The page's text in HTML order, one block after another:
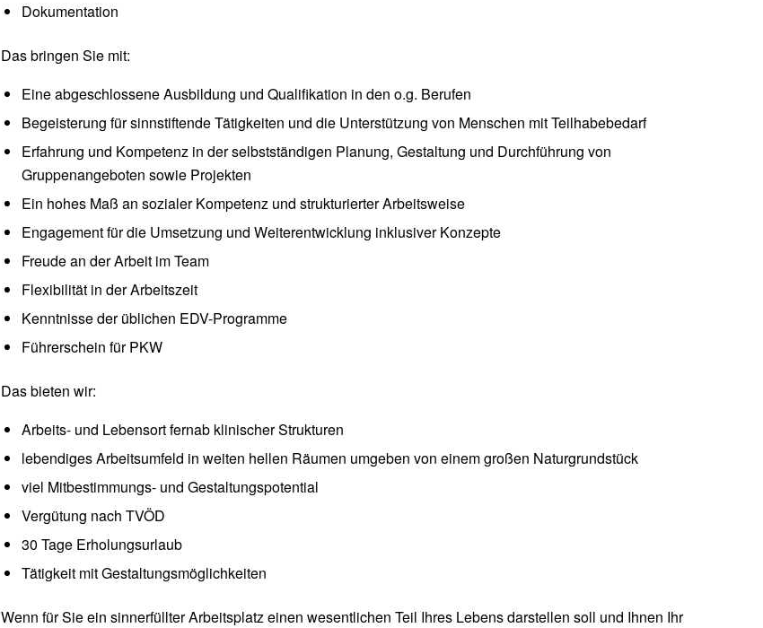
Dokumentation
Das bringen Sie mit:
Eine abgeschlossene Ausbildung und Qualifikation in den o.g. Berufen
Begeisterung für sinnstiftende Tätigkeiten und die Unterstützung von Menschen mit Teilhabebedarf
Erfahrung und Kompetenz in der selbstständigen Planung, Gestaltung und Durchführung von
Gruppenangeboten sowie Projekten
Ein hohes Maß an sozialer Kompetenz und strukturierter Arbeitsweise
Engagement für die Umsetzung und Weiterentwicklung inklusiver Konzepte
Freude an der Arbeit im Team
Flexibilität in der Arbeitszeit
Kenntnisse der üblichen EDV-Programme
Führerschein für PKW
Das bieten wir:
Arbeits- und Lebensort fernab klinischer Strukturen
lebendiges Arbeitsumfeld in weiten hellen Räumen umgeben von einem großen Naturgrundstück
viel Mitbestimmungs- und Gestaltungspotential
Vergütung nach TVÖD
30 Tage Erholungsurlaub
Tätigkeit mit Gestaltungsmöglichkeiten
Wenn für Sie ein sinnerfüllter Arbeitsplatz einen wesentlichen Teil Ihres Lebens darstellen soll und Ihnen Ihr